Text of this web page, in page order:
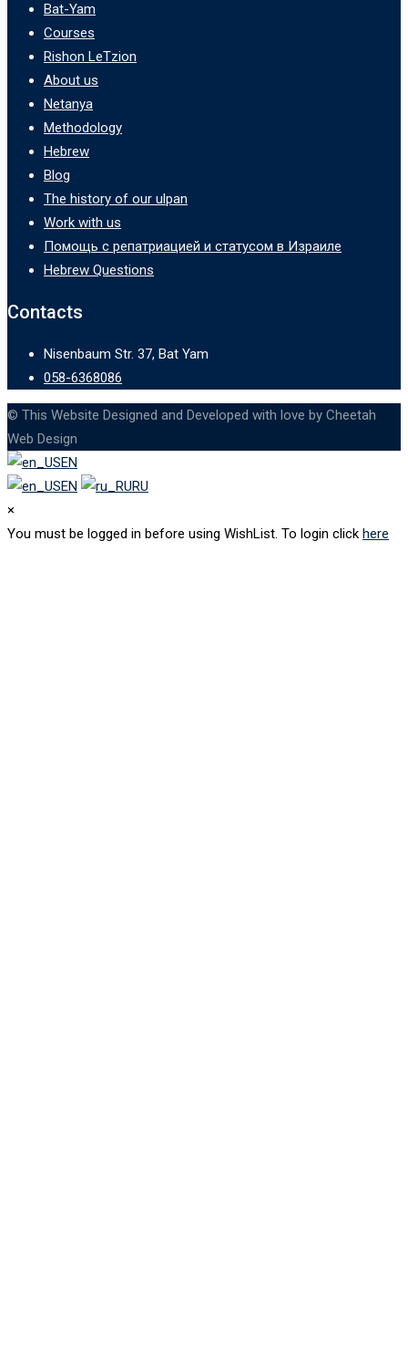
Bat-Yam
Courses
Rishon LeTzion
About us
Netanya
Methodology
Hebrew
Blog
The history of our ulpan
Work with us
Помощь с репатриацией и статусом в Израиле
Hebrew Questions
Contacts
Nisenbaum Str. 37, Bat Yam
058-6368086
© This Website Designed and Developed with love by Cheetah
Web Design
EN
EN
RU
×
You must be logged in before using WishList. To login click here